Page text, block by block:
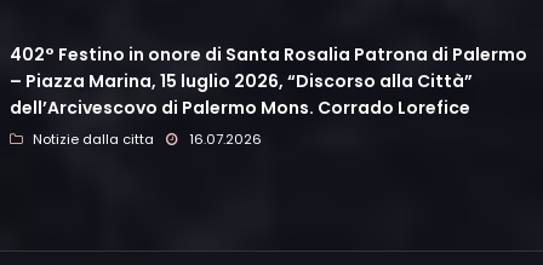
402° Festino in onore di Santa Rosalia Patrona di Palermo
– Piazza Marina, 15 luglio 2026, “Discorso alla Città”
dell’Arcivescovo di Palermo Mons. Corrado Lorefice
Notizie dalla citta 16.07.2026